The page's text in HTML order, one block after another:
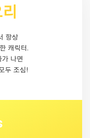
항상
캐릭터.
나면
두 조심!